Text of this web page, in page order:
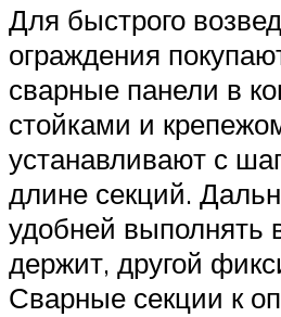
Для быстрого
ограждения
сварные панели в
стойками и
устанавливают с
длине секций.
удобней выполнять
держит, другой
Сварные секции к